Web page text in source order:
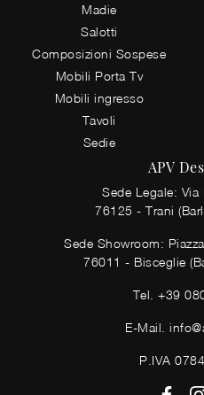
Madie
Salotti
Composizioni Sospese
Mobili Porta Tv
Mobili ingresso
Tavoli
Sedie
APV
Sede Legale:
76125 - Trani
Sede Showroom:
76011 - Bisceglie
Tel. +39
E-Mail.
P.IVA